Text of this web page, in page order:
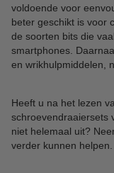
voldoende voor
beter geschikt is voor
de soorten bits die
smartphones.
en wrikhulpmiddelen,
Heeft u na het lezen
schroevendraaiersets
niet helemaal uit?
verder kunnen helpen.